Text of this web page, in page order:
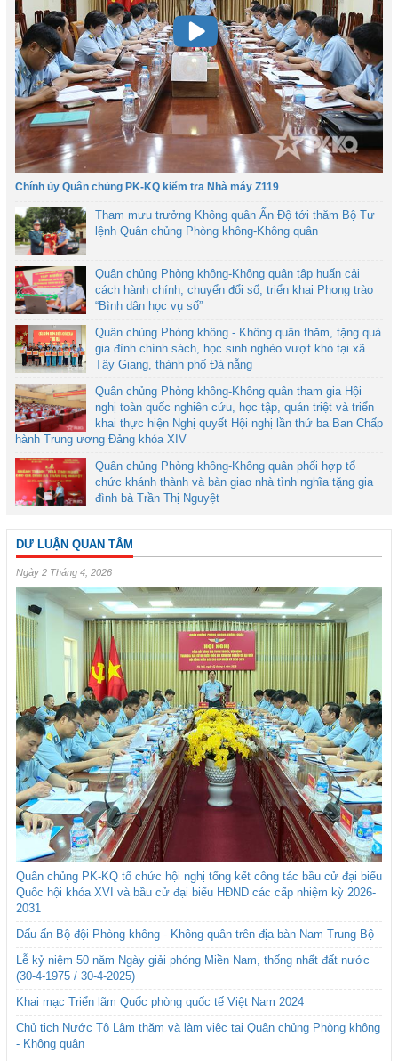
Chính ủy Quân chủng PK-KQ kiểm tra Nhà máy Z119
Tham mưu trưởng Không quân Ấn Độ tới thăm Bộ Tư
lệnh Quân chủng Phòng không-Không quân
Quân chủng Phòng không-Không quân tập huấn cải
cách hành chính, chuyển đổi số, triển khai Phong trào
“Bình dân học vụ số”
Quân chủng Phòng không - Không quân thăm, tặng quà
gia đình chính sách, học sinh nghèo vượt khó tại xã
Tây Giang, thành phố Đà nẵng
Quân chủng Phòng không-Không quân tham gia Hội
nghị toàn quốc nghiên cứu, học tập, quán triệt và triển
khai thực hiện Nghị quyết Hội nghị lần thứ ba Ban Chấp
hành Trung ương Đảng khóa XIV
Quân chủng Phòng không-Không quân phối hợp tổ
chức khánh thành và bàn giao nhà tình nghĩa tặng gia
đình bà Trần Thị Nguyệt
DƯ LUẬN QUAN TÂM
Ngày 2 Tháng 4, 2026
Quân chủng PK-KQ tổ chức hội nghị tổng kết công tác bầu cử đại biểu
Quốc hội khóa XVI và bầu cử đại biểu HĐND các cấp nhiệm kỳ 2026-
2031
Dấu ấn Bộ đội Phòng không - Không quân trên địa bàn Nam Trung Bộ
Lễ kỷ niệm 50 năm Ngày giải phóng Miền Nam, thống nhất đất nước
(30-4-1975 / 30-4-2025)
Khai mạc Triển lãm Quốc phòng quốc tế Việt Nam 2024
Chủ tịch Nước Tô Lâm thăm và làm việc tại Quân chủng Phòng không
- Không quân